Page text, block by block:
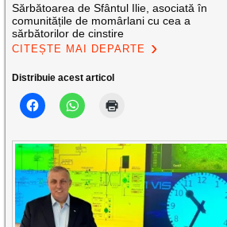
Sărbătoarea de Sfântul Ilie, asociată în
comunitățile de momârlani cu cea a
sărbătorilor de cinstire
CITEȘTE MAI DEPARTE
Distribuie acest articol